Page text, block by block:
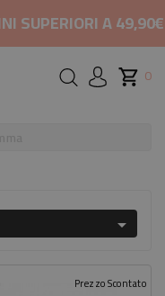
SUPERIORI A 49,90€
0

Prezzo Scontato